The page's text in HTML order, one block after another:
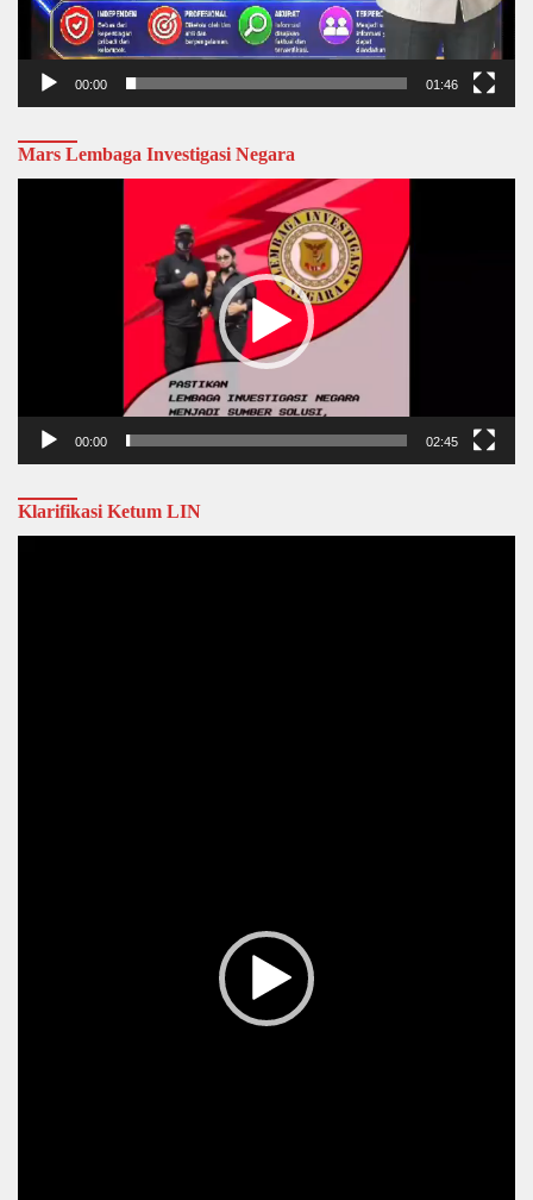
00:00 01:46
Mars Lembaga Investigasi Negara
00:00 02:45
Klarifikasi Ketum LIN